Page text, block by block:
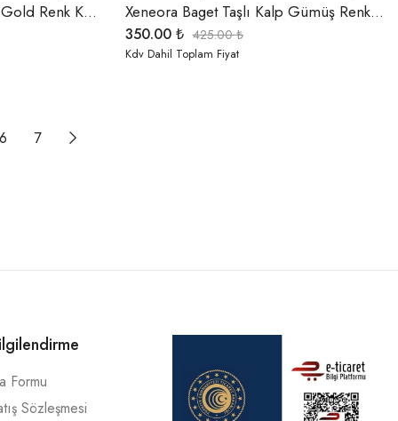
Xeneora Baget Taşlı Kalp Gold Renk Küpe Xeneora Baget Taşlı Kalp Gümüş Renk Küpe
350.00 ₺ 425.00₺
Kdv Dahil Toplam Fiyat
6 7
Formu
Sözleşmesi